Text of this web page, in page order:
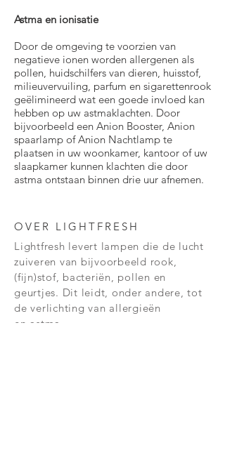
Astma en ionisatie
Door de omgeving te voorzien van
negatieve ionen worden allergenen als
pollen, huidschilfers van dieren, huisstof,
milieuvervuiling, parfum en sigarettenrook
geëlimineerd wat een goede invloed kan
hebben op uw astmaklachten. Door
bijvoorbeeld een Anion Booster, Anion
spaarlamp of Anion Nachtlamp te
plaatsen in uw woonkamer, kantoor of uw
slaapkamer kunnen klachten die door
astma ontstaan binnen drie uur afnemen.
OVER LIGHTFRESH
Lightfresh levert lampen die de lucht
zuiveren van bijvoorbeeld rook,
(fijn)stof, bacteriën, pollen en
geurtjes. Dit leidt, onder andere, tot
de verlichting van allergieën
en astma.